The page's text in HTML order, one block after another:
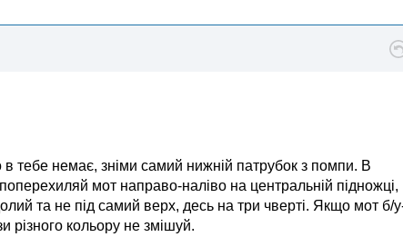
тебе немає, зніми самий нижній патрубок з помпи. В
мот направо-наліво на центральній підножці,
та не під самий верх, десь на три чверті. Якщо мот б/
кольору не змішуй.